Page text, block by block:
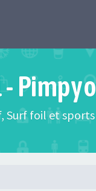
Surf foil et